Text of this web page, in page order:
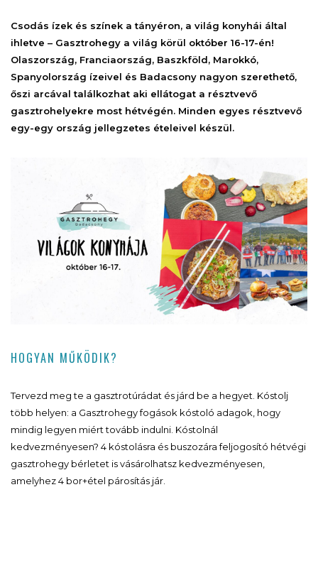
Csodás ízek és színek a tányéron, a világ konyhái által
ihletve – Gasztrohegy a világ körül október 16-17-én!
Olaszország, Franciaország, Baszkföld, Marokkó,
Spanyolország ízeivel és Badacsony nagyon szerethető,
őszi arcával találkozhat aki ellátogat a résztvevő
gasztrohelyekre most hétvégén. Minden egyes résztvevő
egy-egy ország jellegzetes ételeivel készül.
HOGYAN MŰKÖDIK?
Tervezd meg te a gasztrotúrádat és járd be a hegyet. Kóstolj
több helyen: a Gasztrohegy fogások kóstoló adagok, hogy
mindig legyen miért tovább indulni. Kóstolnál
kedvezményesen? 4 kóstolásra és buszozára feljogosító hétvégi
gasztrohegy bérletet is vásárolhatsz kedvezményesen,
amelyhez 4 bor+étel párosítás jár.